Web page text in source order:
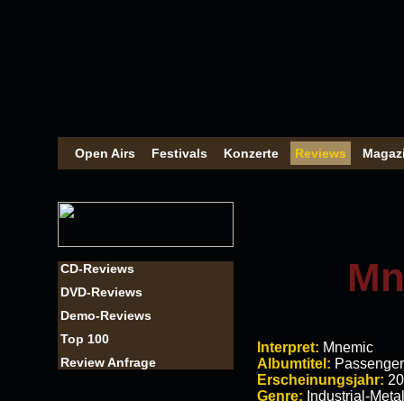
Open Airs Festivals Konzerte Reviews
CD-Reviews
DVD-Reviews
Demo-Reviews
Top 100
Review Anfrage
Interpret: Mnemic
Albumtitel: Passenger
Erscheinungsjahr:
Genre: Industrial-Metal